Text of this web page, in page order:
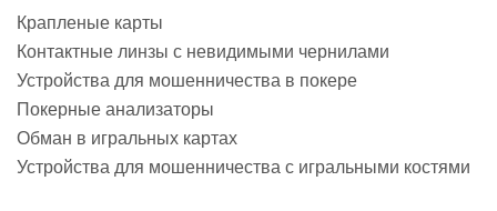
Крапленые карты
Контактные линзы с невидимыми чернилами
Устройства для мошенничества в покере
Покерные анализаторы
Обман в игральных картах
Устройства для мошенничества с игральными костями